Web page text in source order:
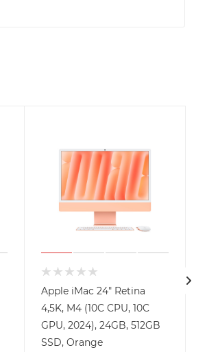
Apple iMac 24" Retina
4,5K, M4 (10C CPU, 10C
GPU, 2024), 24GB, 512GB
SSD, Orange